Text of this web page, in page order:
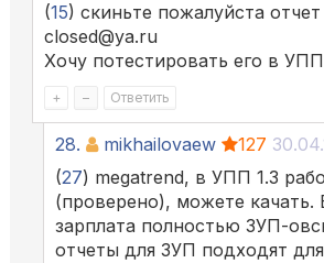
(15) скиньте пожалуйста
closed@ya.ru
Хочу потестировать его в УПП
+ – Ответить
28. mikhailovaew 127
(27) megatrend, в УПП 1.3
(проверено), можете
зарплата полностью ЗУП-
отчеты для ЗУП подходят